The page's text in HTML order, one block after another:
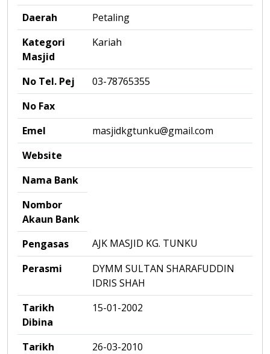
Daerah
Petaling
Kategori
Masjid
Kariah
No Tel. Pej
03-78765355
No Fax
Emel
masjidkgtunku@gmail.com
Website
Nama Bank
Nombor
Akaun Bank
Pengasas
AJK MASJID KG. TUNKU
Perasmi
DYMM SULTAN SHARAFUDDIN
IDRIS SHAH
Tarikh
Dibina
15-01-2002
Tarikh
26-03-2010